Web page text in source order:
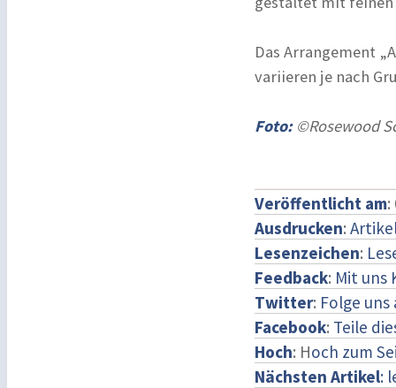
Das Arrangement
variieren je nach
Foto:©Rosewood
Veröffentlicht am:
Ausdrucken:
Lesenzeichen:
Feedback: Mit uns
Twitter: Folge
Facebook: Teile
Hoch: Hoch zum
Nächsten Artikel: